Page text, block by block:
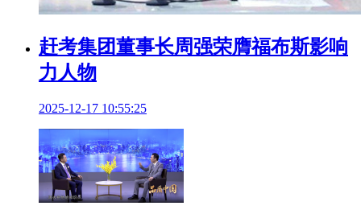
赶考集团董事长周强荣膺福布斯影响
力人物
2025-12-17 10:55:25